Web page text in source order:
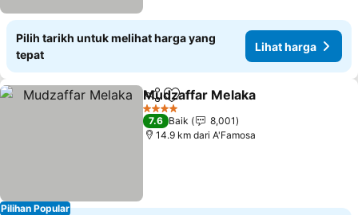
Pilih tarikh untuk melihat harga yang
tepat
Lihat harga
Pilihan Popular
KongsiTambah ke favorit
Mudzaffar Melaka
4 Bintang
7.6 Baik
8,001
14.9 km dari A'Famosa